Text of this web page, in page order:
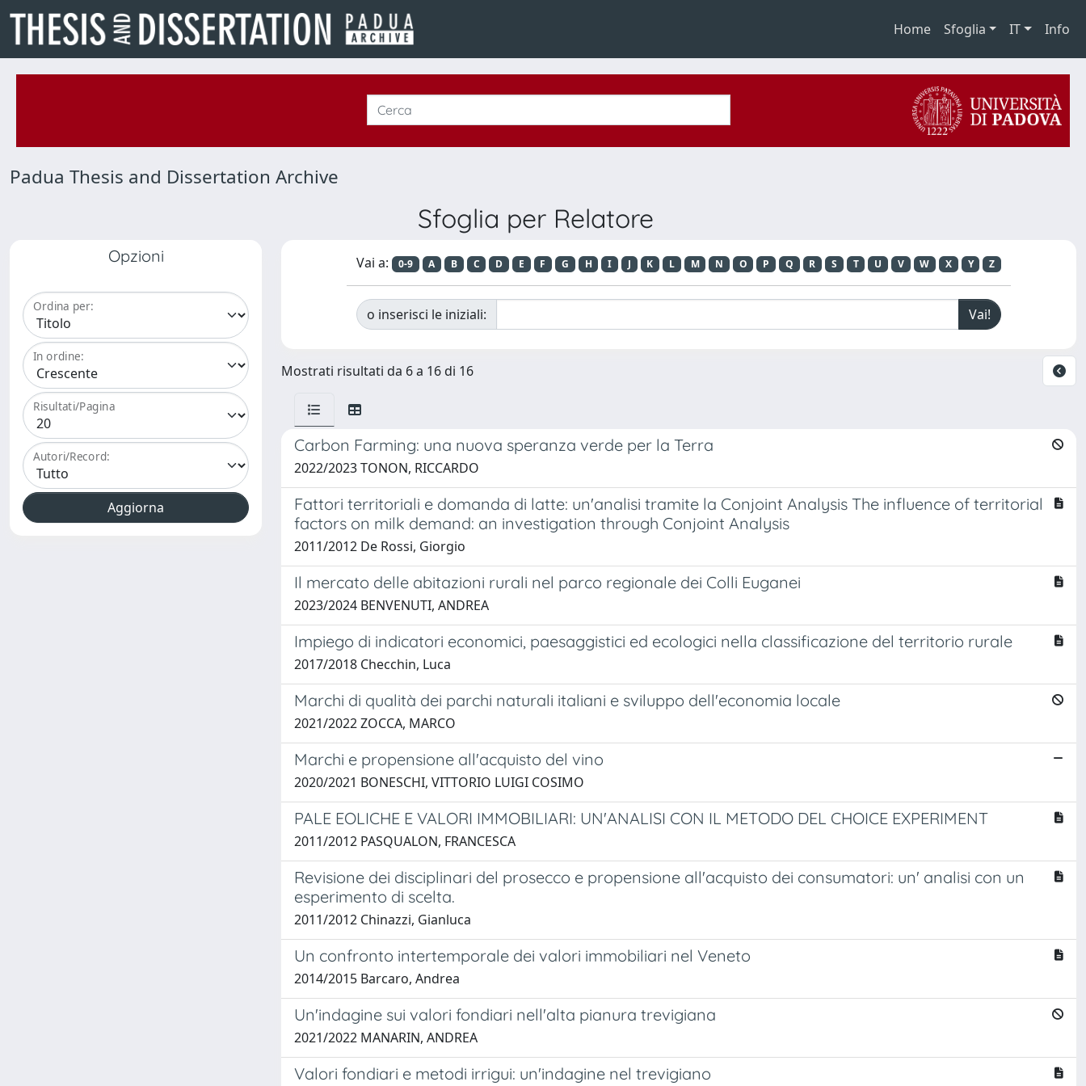
Home Sfoglia IT Info
Padua Thesis and Dissertation Archive
Sfoglia per Relatore
Opzioni
Ordina per:
In ordine:
Risultati/Pagina
Autori/Record:
Vai a: 0-9 A B C D E F G H I J K L M N O P Q R S T U V W X Y Z
o inserisci le iniziali:
Mostrati risultati da 6 a 16 di 16
Carbon Farming: una nuova speranza verde per la Terra
2022/2023 TONON, RICCARDO
Fattori territoriali e domanda di latte: un'analisi tramite la Conjoint Analysis The influence of territorial
factors on milk demand: an investigation through Conjoint Analysis
2011/2012 De Rossi, Giorgio
Il mercato delle abitazioni rurali nel parco regionale dei Colli Euganei
2023/2024 BENVENUTI, ANDREA
Impiego di indicatori economici, paesaggistici ed ecologici nella classificazione del territorio rurale
2017/2018 Checchin, Luca
Marchi di qualità dei parchi naturali italiani e sviluppo dell'economia locale
2021/2022 ZOCCA, MARCO
Marchi e propensione all'acquisto del vino
2020/2021 BONESCHI, VITTORIO LUIGI COSIMO
PALE EOLICHE E VALORI IMMOBILIARI: UN'ANALISI CON IL METODO DEL CHOICE EXPERIMENT
2011/2012 PASQUALON, FRANCESCA
Revisione dei disciplinari del prosecco e propensione all'acquisto dei consumatori: un' analisi con un
esperimento di scelta.
2011/2012 Chinazzi, Gianluca
Un confronto intertemporale dei valori immobiliari nel Veneto
2014/2015 Barcaro, Andrea
Un'indagine sui valori fondiari nell'alta pianura trevigiana
2021/2022 MANARIN, ANDREA
Valori fondiari e metodi irrigui: un'indagine nel trevigiano